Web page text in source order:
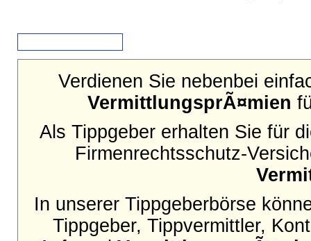
Verdienen Sie nebenbei
VermittlungsprÃ¤mien
Als Tippgeber erhalten Sie für
Firmenrechtsschutz-
In unserer Tippgeberbörse
Tippgeber, Tippvermittler,